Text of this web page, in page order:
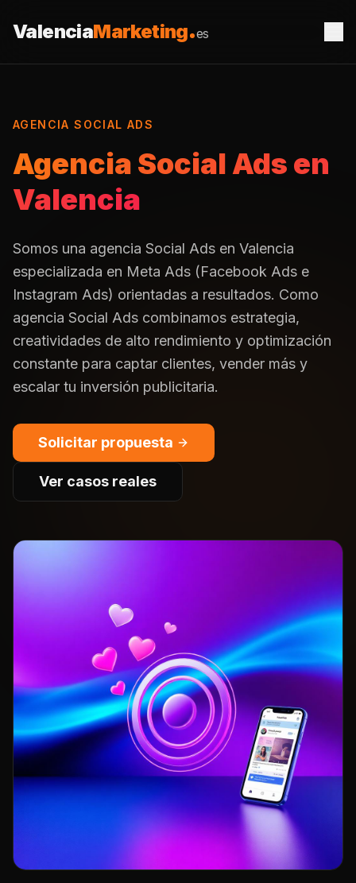
ValenciaMarketing es
AGENCIA SOCIAL ADS
Agencia Social Ads en
Valencia
Somos una agencia Social Ads en Valencia
especializada en Meta Ads (Facebook Ads e
Instagram Ads) orientadas a resultados. Como
agencia Social Ads combinamos estrategia,
creatividades de alto rendimiento y optimización
constante para captar clientes, vender más y
escalar tu inversión publicitaria.
Solicitar propuesta
Ver casos reales